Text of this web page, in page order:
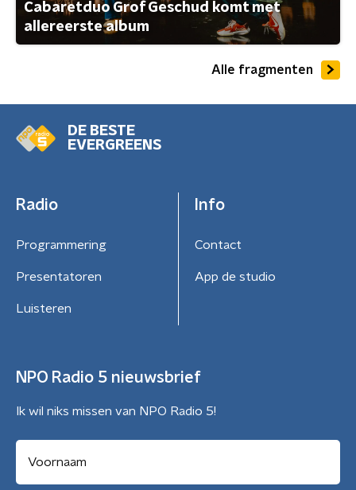
Cabaretduo Grof Geschud komt met
allereerste album
Alle fragmenten
DE BESTE
EVERGREENS
Radio
Programmering
Presentatoren
Luisteren
Info
Contact
App de studio
NPO Radio 5 nieuwsbrief
Ik wil niks missen van NPO Radio 5!